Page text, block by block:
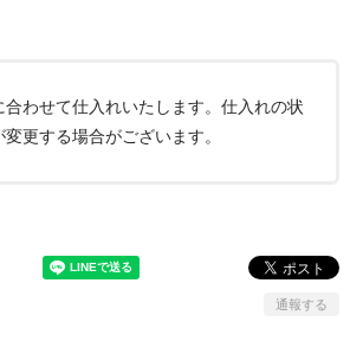
合わせて仕入れいたします。仕入れの状
更する場合がございます。
通報する